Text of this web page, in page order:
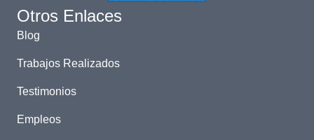
Otros Enlaces
Blog
Trabajos Realizados
Testimonios
Empleos